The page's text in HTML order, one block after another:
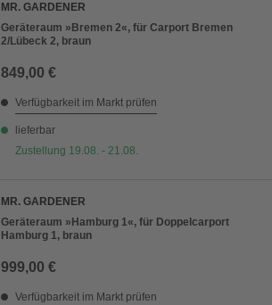
MR. GARDENER
Geräteraum »Bremen 2«, für Carport Bremen
2/Lübeck 2, braun
849,00 €
Verfügbarkeit im Markt prüfen
lieferbar
Zustellung 19.08. - 21.08.
MR. GARDENER
Geräteraum »Hamburg 1«, für Doppelcarport
Hamburg 1, braun
999,00 €
Verfügbarkeit im Markt prüfen